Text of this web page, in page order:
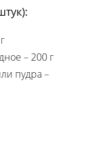
– 200 г
пудра –